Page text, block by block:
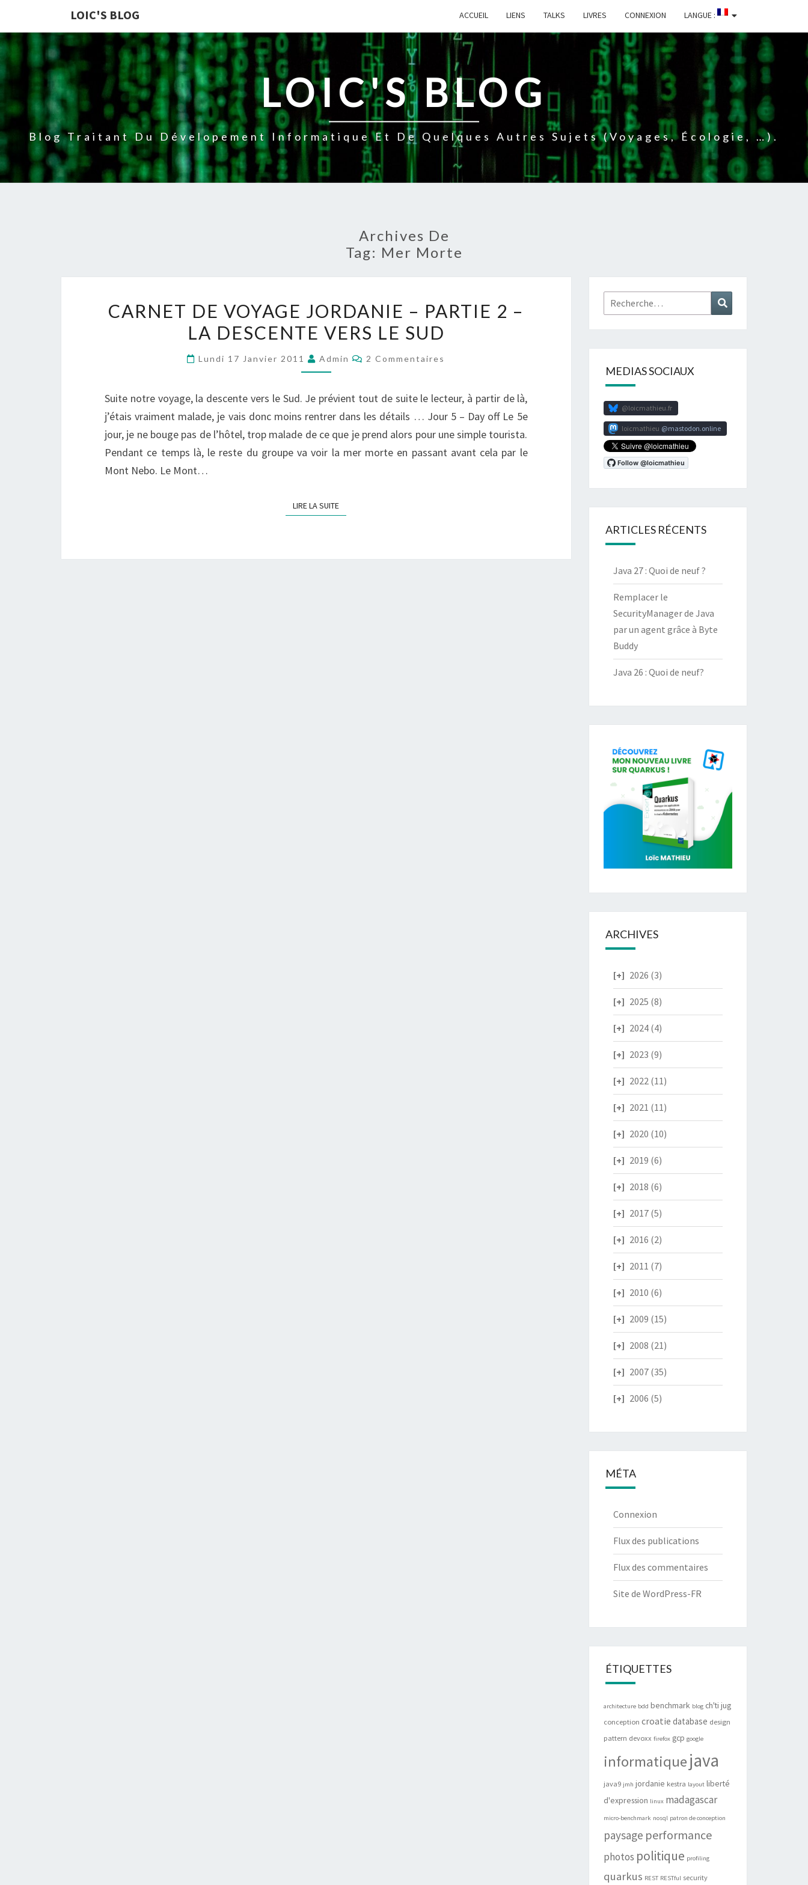
LOIC'S BLOG ACCUEIL LIENS TALKS LIVRES CONNEXION LANGUE :
LOIC'S BLOG
Blog Traitant Du Dévelopement Informatique Et De Quelques Autres Sujets (voyages, Écologie, …).
Archives De
Tag: Mer Morte
DE
VOYAGE
–
2
–
LA
DESCENTE
SUD
CARNET DE VOYAGE JORDANIE – PARTIE 2 –
LA DESCENTE VERS LE SUD
Lundi 17 Janvier 2011 Admin Commentaires
2 Commentaires
Suite notre voyage, la descente vers le Sud. Je prévient tout de suite le lecteur, à partir de là,
j’étais vraiment malade, je vais donc moins rentrer dans les détails … Jour 5 – Day off Le 5e
jour, je ne bouge pas de l’hôtel, trop malade de ce que je prend alors pour une simple tourista.
Pendant ce temps là, le reste du groupe va voir la mer morte en passant avant cela par le
Mont Nebo. Le Mont…
LIRE LA SUITELIRE LA SUITE
Rechercher :
MEDIAS SOCIAUX
@loicmathieu.fr
loicmathieu mastodon.online
ARTICLES RÉCENTS
Java 27 : Quoi de neuf ?
Remplacer le
SecurityManager de Java
par un agent grâce à Byte
Buddy
Java 26 : Quoi de neuf?
ARCHIVES
2026 (3)
2025 (8)
2024(4)
2023 (9)
2022 (11)
2021 (11)
2020 (10)
2019 (6)
2018 (6)
2017(5)
2016 (2)
2011 (7)
2010 (6)
2009 (15)
2008 (21)
2007(35)
2006 (5)
MÉTA
Connexion
Flux des publications
Flux des commentaires
Site de WordPress-FR
ÉTIQUETTES
architecture bdd benchmark blog ch'ti jug
conception croatie database design
pattern devoxx firefox gcp google
informatiquejava
java9 jmh jordanie kestra layout liberté
d'expression linux madagascar
micro-benchmark nosql patron de conception
paysage performance
photos politique profiling
quarkus REST RESTful security